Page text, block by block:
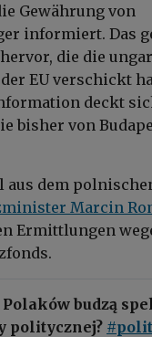
Gewährung von
informiert. Das
die die
EU verschickt
deckt
bisher von
dem
Marcin
Ermittlungen
budzą
politycznej?